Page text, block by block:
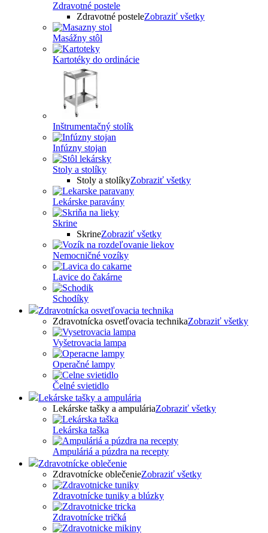
Zdravotné postele
Zdravotné posteleZobraziť všetky
Masážny stôl
Kartotéky do ordinácie
Inštrumentačný stolík
Infúzny stojan
Stoly a stolíky
Stoly a stolíkyZobraziť všetky
Lekárske paravány
Skrine
SkrineZobraziť všetky
Nemocničné vozíky
Lavice do čakárne
Schodíky
Zdravotnícka osvetľovacia technika
Zdravotnícka osvetľovacia technikaZobraziť všetky
Vyšetrovacia lampa
Operačné lampy
Čelné svietidlo
Lekárske tašky a ampulária
Lekárske tašky a ampuláriaZobraziť všetky
Lekárska taška
Ampuláriá a púzdra na recepty
Zdravotnícke oblečenie
Zdravotnícke oblečenieZobraziť všetky
Zdravotnícke tuniky a blúzky
Zdravotnícke tričká